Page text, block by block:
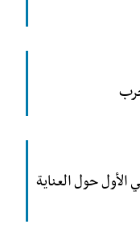
حول العناية